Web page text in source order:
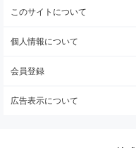
このサイトについて
個人情報について
会員登録
広告表示について